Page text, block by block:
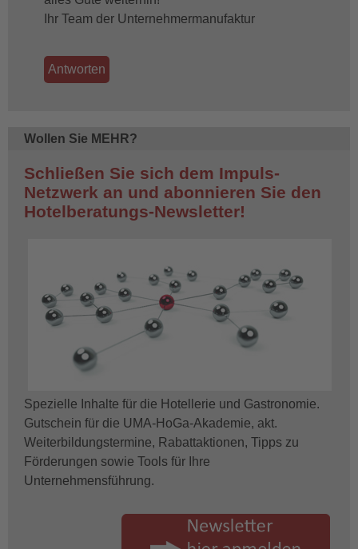
Restaurant…
by
(not
verified)
Ihr Team der Unternehmermanufaktur
Antworten
Wollen Sie MEHR?
Schließen Sie sich dem Impuls-
Netzwerk an und abonnieren Sie den
Hotelberatungs-Newsletter!
Spezielle Inhalte für die Hotellerie und Gastronomie.
Gutschein für die UMA-HoGa-Akademie, akt.
Weiterbildungstermine, Rabattaktionen, Tipps zu
Förderungen sowie Tools für Ihre
Unternehmensführung.